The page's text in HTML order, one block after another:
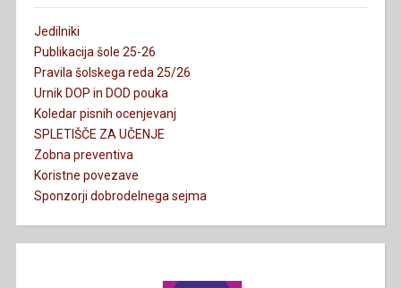
Jedilniki
Publikacija šole 25-26
Pravila šolskega reda 25/26
Urnik DOP in DOD pouka
Koledar pisnih ocenjevanj
SPLETIŠČE ZA UČENJE
Zobna preventiva
Koristne povezave
Sponzorji dobrodelnega sejma